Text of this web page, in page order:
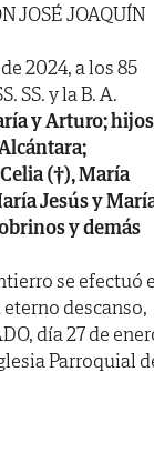
JOSÉ JOAQUÍN
2024, a los 85
SS. y la B. A.
y Arturo; hijos
(†), María
Jesús y
y demás
se efectuó
descanso,
día 27 de
Parroquial